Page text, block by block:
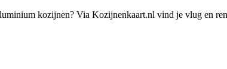
kozijnen? Via Kozijnenkaart.nl vind je vlug en